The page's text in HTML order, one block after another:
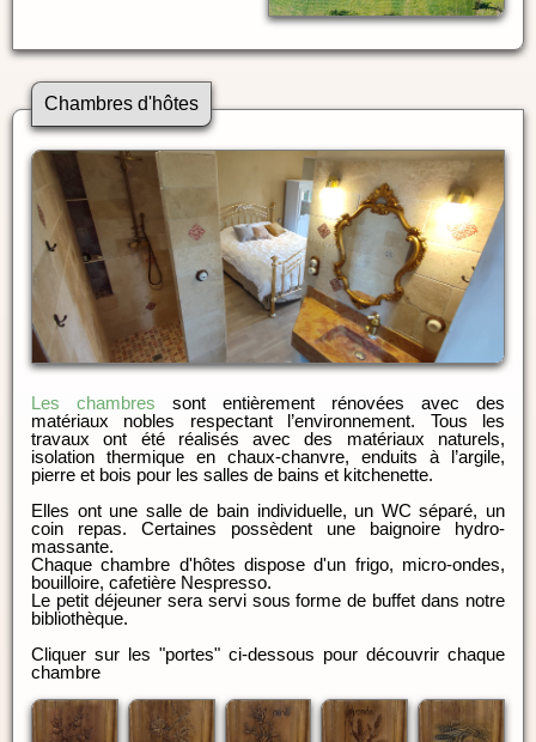
Chambres d'hôtes
Les chambres sont entièrement rénovées avec des
matériaux nobles respectant l’environnement. Tous les
travaux ont été réalisés avec des matériaux naturels,
isolation thermique en chaux-chanvre, enduits à l’argile,
pierre et bois pour les salles de bains et kitchenette.
Elles ont une salle de bain individuelle, un WC séparé, un
coin repas. Certaines possèdent une baignoire hydro-
massante.
Chaque chambre d'hôtes dispose d'un frigo, micro-ondes,
bouilloire, cafetière Nespresso.
Le petit déjeuner sera servi sous forme de buffet dans notre
bibliothèque.
Cliquer sur les "portes" ci-dessous pour découvrir chaque
chambre